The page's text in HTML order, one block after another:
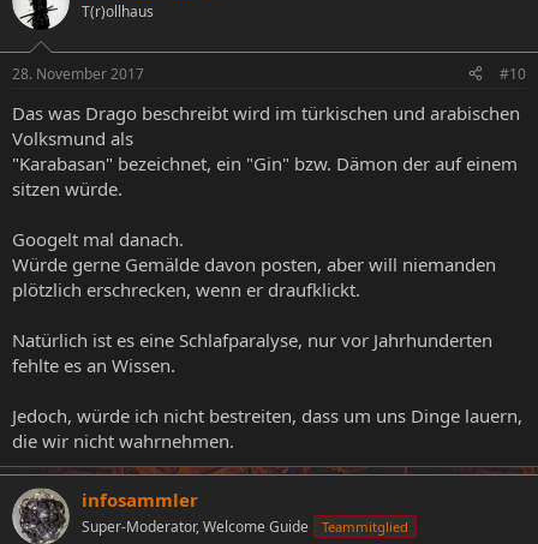
T(r)ollhaus
28. November 2017 #10
Das was Drago beschreibt wird im türkischen und arabischen
Volksmund als
"Karabasan" bezeichnet, ein "Gin" bzw. Dämon der auf einem
sitzen würde.
Googelt mal danach.
Würde gerne Gemälde davon posten, aber will niemanden
plötzlich erschrecken, wenn er draufklickt.
Natürlich ist es eine Schlafparalyse, nur vor Jahrhunderten
fehlte es an Wissen.
Jedoch, würde ich nicht bestreiten, dass um uns Dinge lauern,
die wir nicht wahrnehmen.
infosammler
Super-Moderator, Welcome Guide Teammitglied